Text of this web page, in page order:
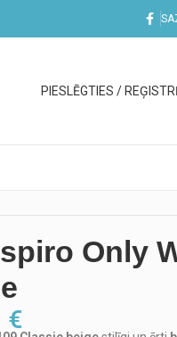
PIESLĒGTIES /
Only
€